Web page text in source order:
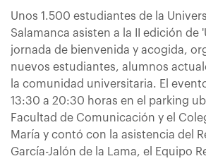
Unos 1.500 estudiantes de la
Salamanca asisten a la II edición de
jornada de bienvenida y acogida,
nuevos estudiantes, alumnos
la comunidad universitaria. El
13:30 a 20:30 horas en el parking
Facultad de Comunicación y el
María y contó con la asistencia del
García-Jalón de la Lama, el Equipo